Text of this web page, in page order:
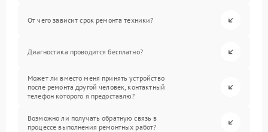
От чего зависит срок ремонта техники?
Диагностика проводится бесплатно?
Может ли вместо меня принять устройство
после ремонта другой человек, контактный
телефон которого я предоставлю?
Возможно ли получать обратную связь в
процессе выполнения ремонтных работ?